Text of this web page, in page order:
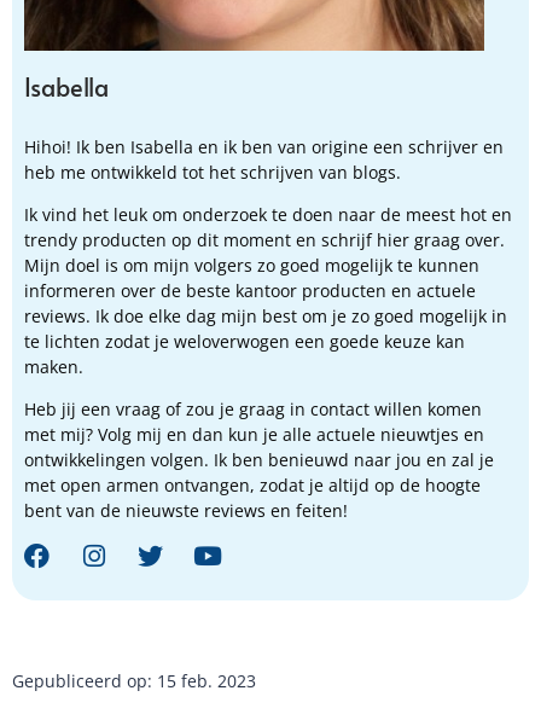
Isabella
Hihoi! Ik ben Isabella en ik ben van origine een schrijver en
heb me ontwikkeld tot het schrijven van blogs.
Ik vind het leuk om onderzoek te doen naar de meest hot en
trendy producten op dit moment en schrijf hier graag over.
Mijn doel is om mijn volgers zo goed mogelijk te kunnen
informeren over de beste kantoor producten en actuele
reviews. Ik doe elke dag mijn best om je zo goed mogelijk in
te lichten zodat je weloverwogen een goede keuze kan
maken.
Heb jij een vraag of zou je graag in contact willen komen
met mij? Volg mij en dan kun je alle actuele nieuwtjes en
ontwikkelingen volgen. Ik ben benieuwd naar jou en zal je
met open armen ontvangen, zodat je altijd op de hoogte
bent van de nieuwste reviews en feiten!
Gepubliceerd op: 15 feb. 2023